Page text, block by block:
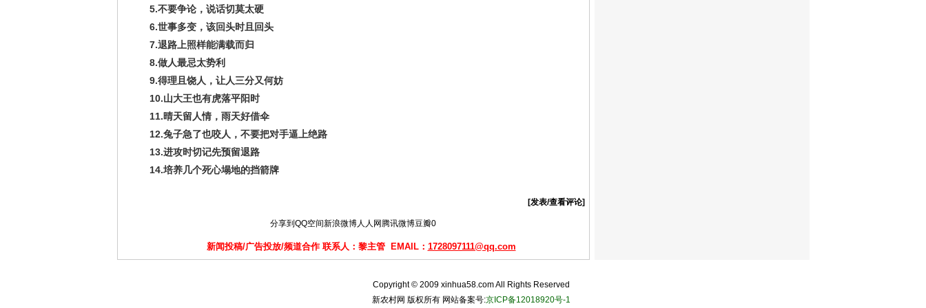
5.不要争论，说话切莫太硬
6.世事多变，该回头时且回头
7.退路上照样能满载而归
8.做人最忌太势利
9.得理且饶人，让人三分又何妨
10.山大王也有虎落平阳时
11.晴天留人情，雨天好借伞
12.兔子急了也咬人，不要把对手逼上绝路
13.进攻时切记先预留退路
14.培养几个死心塌地的挡箭牌
[发表/查看评论]
分享到 QQ空间新浪微博人人网 腾讯微博豆瓣0
新闻投稿/广告投放/频道合作 联系人：黎主管 EMAIL： 1728097111@qq.com
Copyright © 2009 xinhua58.com All Rights Reserved
新农村网 版权所有 网站备案号:京ICP备12018920号-1